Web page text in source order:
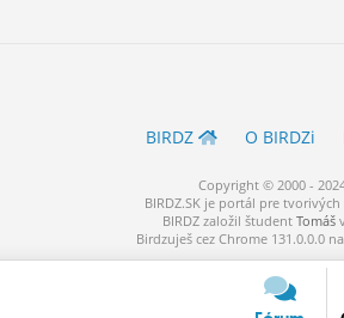
BIRDZ O BIRDZi
Copyright © 2000 -
BIRDZ.SK je portál pre
BIRDZ založil študent Tomáš
Birdzuješ cez Chrome 131.0.0.0